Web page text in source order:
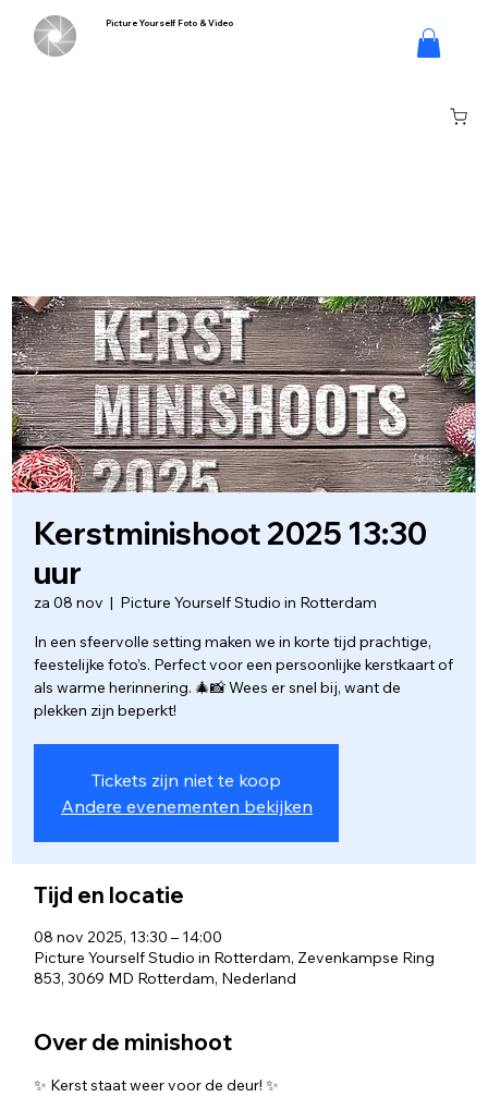
Inloggen
Picture Yourself Foto & Video
Kerstminishoot 2025 13:30
uur
za 08 nov
  |
Picture Yourself Studio in Rotterdam
In een sfeervolle setting maken we in korte tijd prachtige,
feestelijke foto’s. Perfect voor een persoonlijke kerstkaart of
als warme herinnering. 🎄📸 Wees er snel bij, want de
plekken zijn beperkt!
Tickets zijn niet te koop
Andere evenementen bekijken
Tijd en locatie
08 nov 2025, 13:30 – 14:00
Picture Yourself Studio in Rotterdam, Zevenkampse Ring
853, 3069 MD Rotterdam, Nederland
Over de minishoot
✨ Kerst staat weer voor de deur! ✨